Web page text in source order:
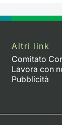
Altri link
Comitato
Lavora con
Pubblicità